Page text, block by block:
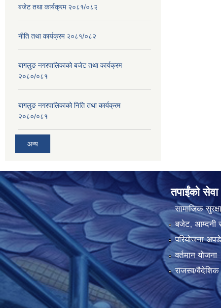
बजेट तथा कार्यक्रम २०८१/०८२
नीति तथा कार्यक्रम २०८१/०८२
बागलुङ नगरपालिकाको बजेट तथा कार्यक्रम
२०८०/०८१
बागलुङ नगरपालिकाको निति तथा कार्यक्रम
२०८०/०८१
अन्य
तपाईंको सेवा
सामाजिक सुरक्षा
बजेट, आम्दनी
परियोजना
वर्तमान योजना
राजस्व/वैदेशिक